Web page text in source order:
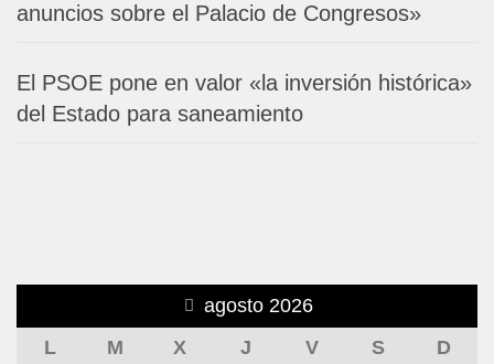
anuncios sobre el Palacio de Congresos»
El PSOE pone en valor «la inversión histórica»
del Estado para saneamiento
agosto 2026
L
M X J V S
D